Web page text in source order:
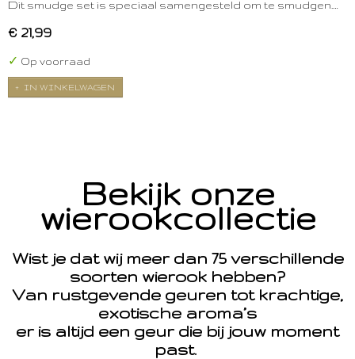
Dit smudge set is speciaal samengesteld om te smudgen.…
€ 21,99
✓ Op voorraad
IN WINKELWAGEN
Bekijk onze
wierookcollectie
Wist je dat wij meer dan 75 verschillende
soorten wierook hebben?
Van rustgevende geuren tot krachtige,
exotische aroma’s
er is altijd een geur die bij jouw moment
past.